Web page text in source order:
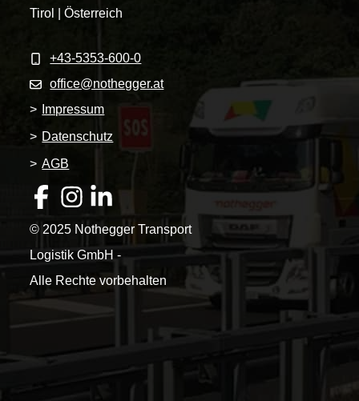
Tirol | Österreich
+43-5353-600-0
office@nothegger.at
>
Impressum
> Datenschutz
> AGB
© 2025 Nothegger Transport
Logistik GmbH -
Alle Rechte vorbehalten